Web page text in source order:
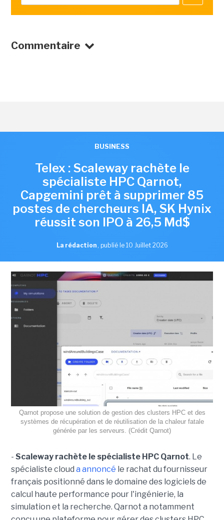
Commentaire
BUSINESS
Telex : Scaleway rachète le
spécialiste HPC Qarnot,
Capgemini prêt à supprimer 85
postes de chercheurs IA, SK Hynix
réussit son IPO à 26,5 Md$
La rédaction , publié le 10 Juillet 2026
Qarnot propose une solution de gestion des clusters HPC et des
systèmes de récupération et de réutilisation de la chaleur fatale
générée par les serveurs. (Crédit Qarnot)
- Scaleway rachète le spécialiste HPC Qarnot. Le
spécialiste cloud a annoncé le rachat du fournisseur
français positionné dans le domaine des logiciels de
calcul haute performance pour l'ingénierie, la
simulation et la recherche. Qarnot a notamment